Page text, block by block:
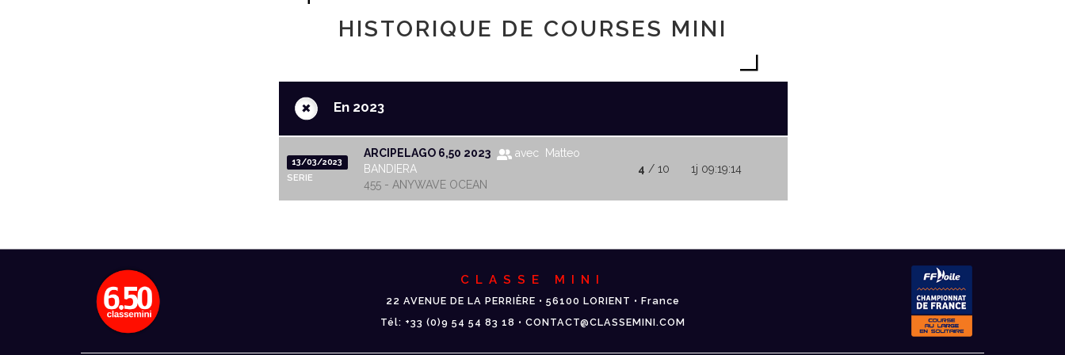
HISTORIQUE DE COURSES MINI
+ En 2023
13/03/2023
SERIE
ARCIPELAGO 6,50 2023
avec Matteo
BANDIERA
455 - ANYWAVE OCEAN
4 / 10 1j 09:19:14
CLASSE MINI
22 AVENUE DE LA PERRIÈRE • 56100 LORIENT • France
Tél: +33 (0)9 54 54 83 18 • CONTACT@CLASSEMINI.COM